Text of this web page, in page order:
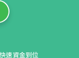
速資金到位